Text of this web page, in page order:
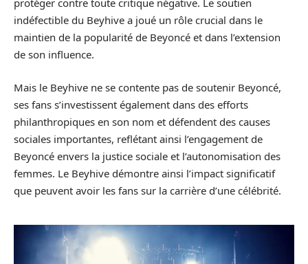
protéger contre toute critique négative. Le soutien
indéfectible du Beyhive a joué un rôle crucial dans le
maintien de la popularité de Beyoncé et dans l’extension
de son influence.
Mais le Beyhive ne se contente pas de soutenir Beyoncé,
ses fans s’investissent également dans des efforts
philanthropiques en son nom et défendent des causes
sociales importantes, reflétant ainsi l’engagement de
Beyoncé envers la justice sociale et l’autonomisation des
femmes. Le Beyhive démontre ainsi l’impact significatif
que peuvent avoir les fans sur la carrière d’une célébrité.